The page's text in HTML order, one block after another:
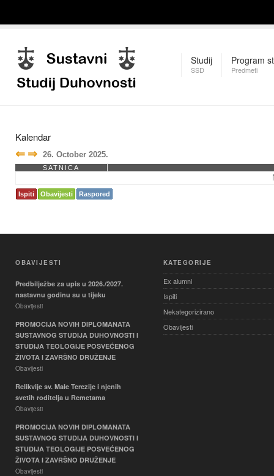
Studij
SSD
Program
Predmeti
Kalendar
⇐ ⇒ 26. October 2025.
SATNICA
Ispiti Obavijesti Raspored
OBAVIJESTI
Predbilježbe za upis u 2026./2027.
nastavnu godinu su u tijeku
Obavijesti
PROMOCIJA NOVIH DIPLOMANATA
SUSTAVNOG STUDIJA DUHOVNOSTI I
STUDIJA TEOLOGIJE POSVEĆENOG
ŽIVOTA I ZAVRŠNO DRUŽENJE
Obavijesti
Relikvije sv. Male Terezije i njenih
svetih roditelja u Remetama
Obavijesti
PROMOCIJA NOVIH DIPLOMANATA
SUSTAVNOG STUDIJA DUHOVNOSTI I
STUDIJA TEOLOGIJE POSVEĆENOG
ŽIVOTA I ZAVRŠNO DRUŽENJE
Obavijesti
KATEGORIJE
Ex alumni
Ispiti
Nekategorizirano
Obavijesti